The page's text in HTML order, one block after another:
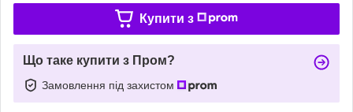
Купити з
Що таке купити з Пром?
Замовлення під захистом